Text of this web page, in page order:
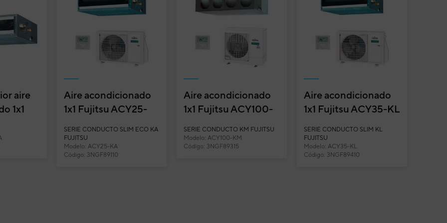
conducto mini General
MIN
Miniconducto
3NGG3153
ARHG14LSLAP
interiores con tan solo 1 unidad exterior, al
tiempo que mantiene la estética de la vivienda.
aire
1x1
Aire acondicionado
1x1 Fujitsu ACY25-
SERIE CONDUCTO SLIM ECO KA
FUJITSU
Modelo: ACY25-KA
Código: 3NGF89110
Aire acondicionado
1x1 Fujitsu ACY100-
Inverter
SERIE CONDUCTO KM FUJITSU
Modelo: ACY100-KM
Código: 3NGF89315
Aire acondicionado
1x1 Fujitsu ACY35-KL
Inverter
SERIE CONDUCTO SLIM KL
FUJITSU
Modelo: ACY35-KL
Código: 3NGF89410